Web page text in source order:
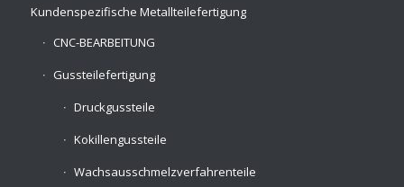
Kundenspezifische Metallteilefertigung
CNC-BEARBEITUNG
Gussteilefertigung
Druckgussteile
Kokillengussteile
Wachsausschmelzverfahrenteile